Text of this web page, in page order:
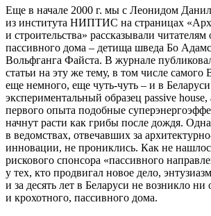
Еще в начале 2000 г. мы с Леонидом
из института НИПТИС на страницах
и строительства» рассказывали читателям
пассивного дома – детища шведа Бо
Вольфганга Файста. В журнале
статьи на эту же тему, в том числе самого
еще немного, еще чуть-чуть – и в
экспериментальный образец passive house,
первого опыта подобные
начнут расти как грибы после дождя.
в ведомствах, отвечавших за
инновации, не прониклись. Как не
рискового спонсора «пассивного
у тех, кто продвигал новое дело,
и за десять лет в Беларуси не возникло ни
и крохотного, пассивного дома.